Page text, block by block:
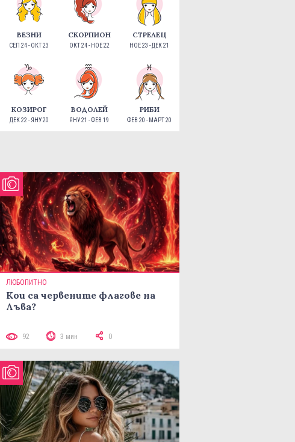
ВЕЗНИ
СЕП 24 - ОКТ 23
СКОРПИОН
ОКТ 24 - НОЕ 22
СТРЕЛЕЦ
НОЕ 23 - ДЕК 21
КОЗИРОГ
ДЕК 22 - ЯНУ 20
ВОДОЛЕЙ
ЯНУ 21 - ФЕВ 19
РИБИ
ФЕВ 20 - МАРТ 20
ЛЮБОПИТНО
Кои са червените флагове на
Лъва?
92 3 мин 0